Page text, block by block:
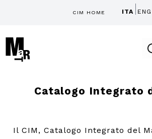
CIM HOME ITA ENG
Catalogo Integrato
Il CIM, Catalogo Integrato del